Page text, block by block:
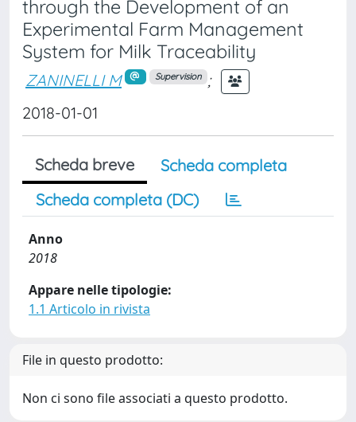
through the Development of an
Experimental Farm Management
System for Milk Traceability
ZANINELLI M Supervision
;
2018-01-01
Scheda breve
Scheda completa
Scheda completa (DC)
Anno
2018
Appare nelle tipologie:
1.1 Articolo in rivista
File in questo prodotto:
Non ci sono file associati a questo prodotto.